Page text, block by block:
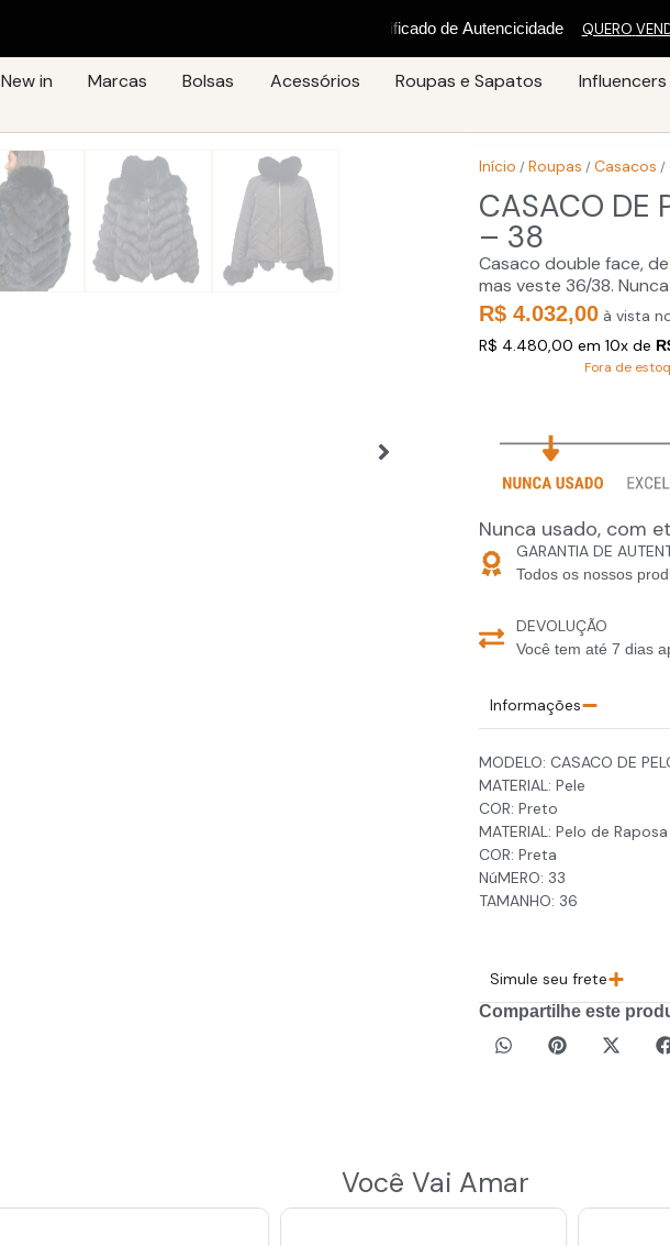
ncicidade QUERO
New in Marcas Bolsas Acessórios Roupas e Sapatos Influencers
Início /Roupas /Casacos /
CASACO DE
– 38
Casaco double face,
mas veste 36/38.
R$ 4.032,00 à vista
R$ 4.480,00 em 10x de
Fora de
Nunca usado, com
GARANTIA DE
Todos os nossos
DEVOLUÇÃO
Você tem até 7 dias
Informações
MODELO: CASACO DE
MATERIAL: Pele
COR: Preto
MATERIAL: Pelo de Raposa
COR: Preta
NúMERO: 33
TAMANHO: 36
Simule seu frete
Compartilhe este
Você Vai Amar